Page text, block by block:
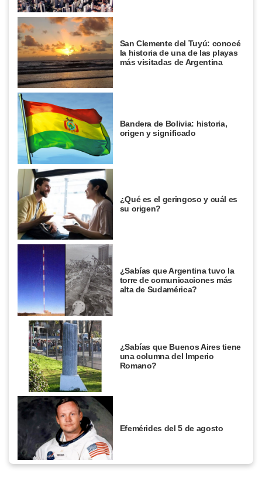
San Clemente del Tuyú: conocé
la historia de una de las playas
más visitadas de Argentina
Bandera de Bolivia: historia,
origen y significado
¿Qué es el geringoso y cuál es
su origen?
¿Sabías que Argentina tuvo la
torre de comunicaciones más
alta de Sudamérica?
¿Sabías que Buenos Aires tiene
una columna del Imperio
Romano?
Efemérides del 5 de agosto